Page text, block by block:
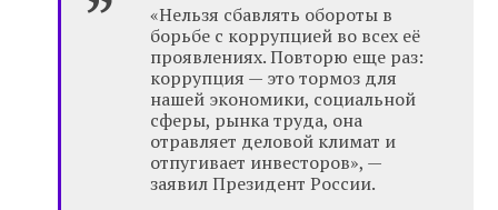
«Нельзя сбавлять обороты в
борьбе с коррупцией во всех её
проявлениях. Повторю еще раз:
коррупция — это тормоз для
нашей экономики, социальной
сферы, рынка труда, она
отравляет деловой климат и
отпугивает инвесторов», —
заявил Президент России.